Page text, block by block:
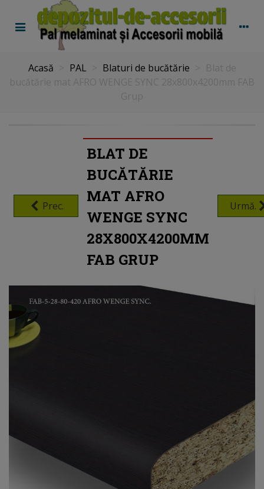
Acasă PAL Blaturi de bucătărie
Prec.
BLAT DE
BUCĂTĂRIE
MAT AFRO
WENGE SYNC
28X800X4200MM
FAB GRUP
Urmă.